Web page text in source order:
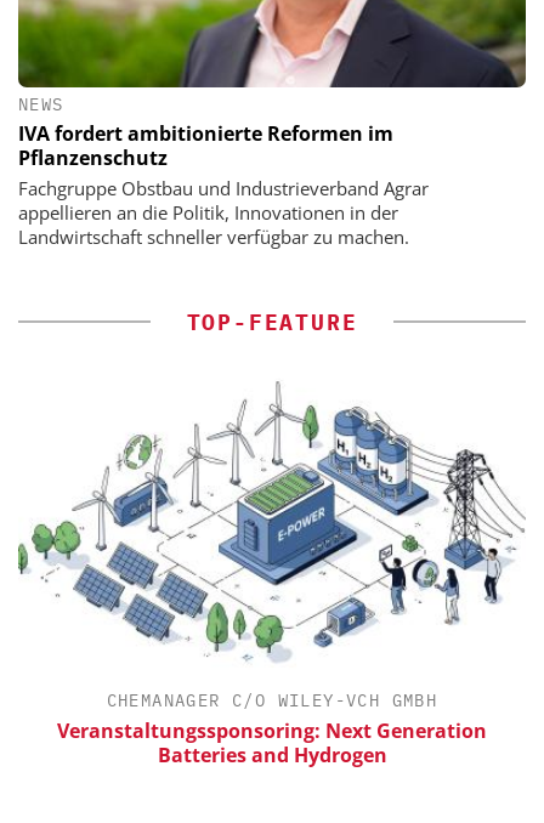
NEWS
IVA fordert ambitionierte Reformen im
Pflanzenschutz
Fachgruppe Obstbau und Industrieverband Agrar
appellieren an die Politik, Innovationen in der
Landwirtschaft schneller verfügbar zu machen.
TOP-FEATURE
CHEMANAGER C/O WILEY-VCH GMBH
Veranstaltungssponsoring: Next Generation
Batteries and Hydrogen